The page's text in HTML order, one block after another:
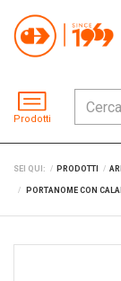
Prodotti
SEI QUI: PRODOTTI
PORTANOME CON